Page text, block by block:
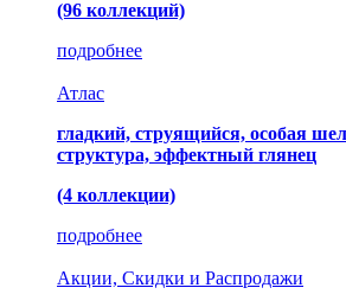
(96 коллекций)
подробнее
Атлас
гладкий, струящийся, особая
структура, эффектный глянец
(4 коллекции)
подробнее
Акции, Скидки и Распродажи